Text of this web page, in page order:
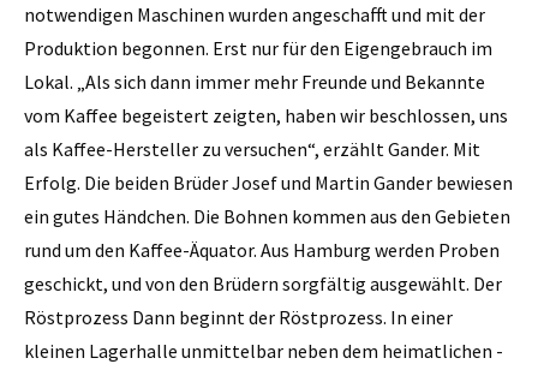
notwendigen ­Maschinen wurden angeschafft und mit der
Produktion begonnen. Erst nur für den Eigengebrauch im
Lokal. „Als sich dann immer mehr Freunde und Bekannte
vom Kaffee begeistert zeigten, haben wir beschlossen, uns
als Kaffee-Hersteller zu versuchen“, erzählt Gander. Mit
Erfolg. Die beiden Brüder Josef und Martin Gander bewiesen
ein gutes Händchen. Die Bohnen kommen aus den Gebieten
rund um den Kaffee-Äquator. Aus Hamburg werden Proben
geschickt, und von den Brüdern sorgfältig ausgewählt. Der
Röstprozess Dann beginnt der Röstprozess. In einer
kleinen Lagerhalle unmittelbar neben dem heimatlichen ­